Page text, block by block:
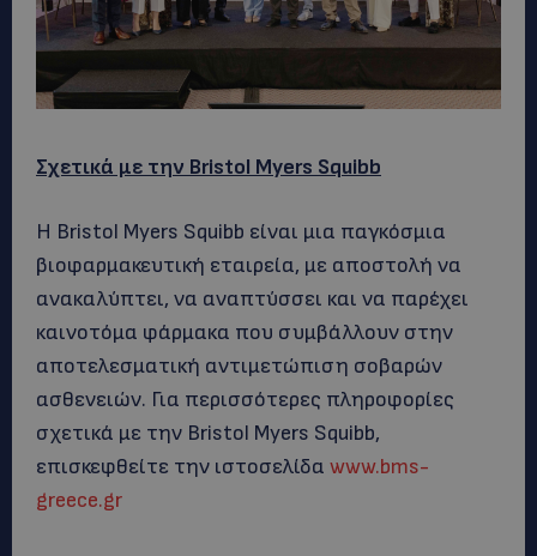
Σχετικά με την Bristol Myers Squibb
Η Bristol Myers Squibb είναι μια παγκόσμια
βιοφαρμακευτική εταιρεία, με αποστολή να
ανακαλύπτει, να αναπτύσσει και να παρέχει
καινοτόμα φάρμακα που συμβάλλουν στην
αποτελεσματική αντιμετώπιση σοβαρών
ασθενειών. Για περισσότερες πληροφορίες
σχετικά με την Bristol Myers Squibb,
επισκεφθείτε την ιστοσελίδα www.bms-
greece.gr